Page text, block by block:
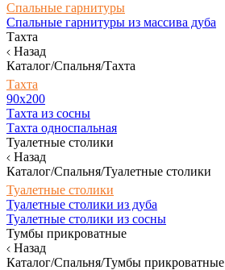
Спальные гарнитуры
Спальные гарнитуры из массива дуба
Тахта
Назад
Каталог/Спальня/Тахта
Тахта
90х200
Тахта из сосны
Тахта односпальная
Туалетные столики
Назад
Каталог/Спальня/Туалетные столики
Туалетные столики
Туалетные столики из дуба
Туалетные столики из сосны
Тумбы прикроватные
Назад
Каталог/Спальня/Тумбы прикроватные